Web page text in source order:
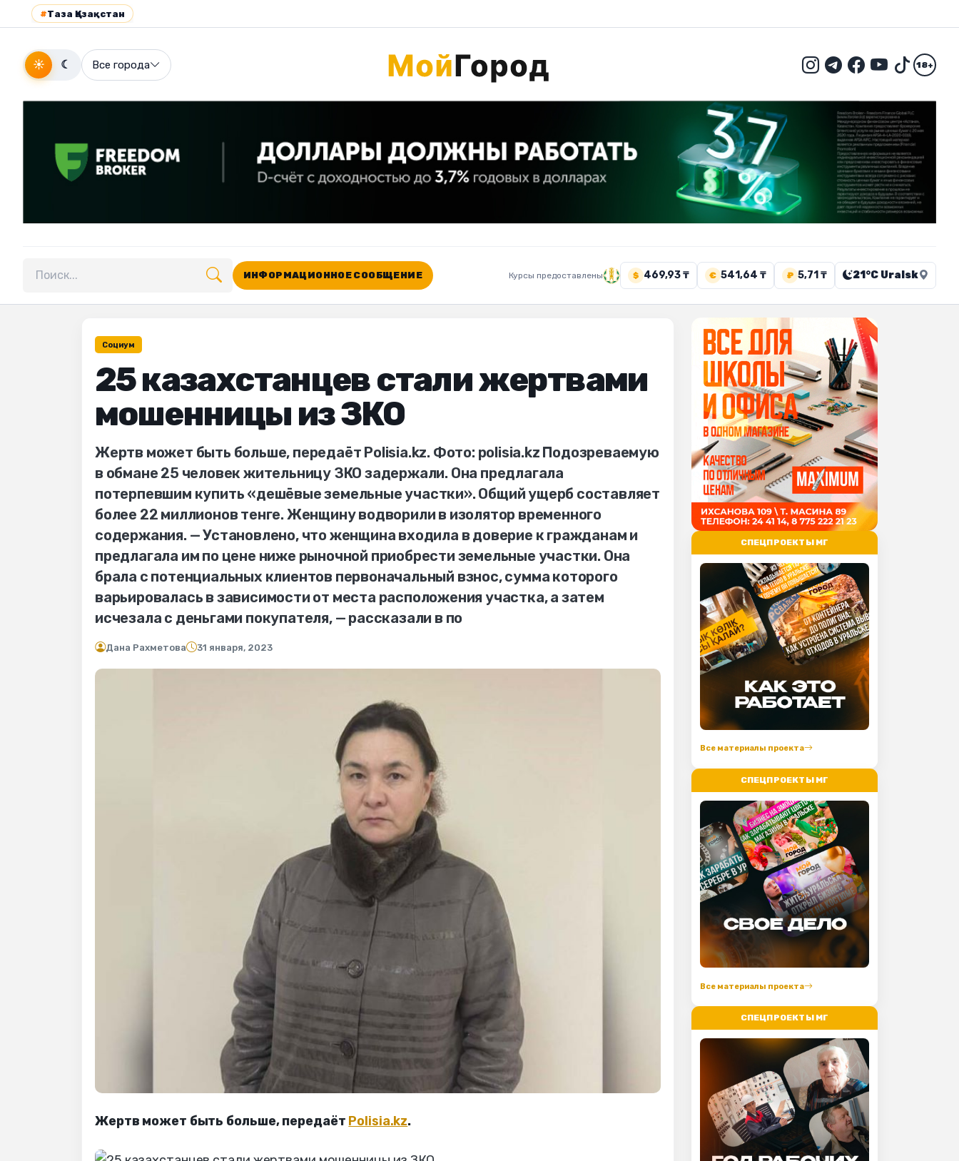
#Таза Қазақстан
☀ ☾ Все города 18+
Поиск по сайту
ИНФОРМАЦИОННОЕ СООБЩЕНИЕ Курсы предоставлены $ 469,93 ₸ € 541,64 ₸ ₽ 5,71 ₸ 21°C Uralsk
Социум
25 казахстанцев стали жертвами
мошенницы из ЗКО
Жертв может быть больше, передаёт Polisia.kz. Фото: polisia.kz Подозреваемую
в обмане 25 человек жительницу ЗКО задержали. Она предлагала
потерпевшим купить «дешёвые земельные участки». Общий ущерб составляет
более 22 миллионов тенге. Женщину водворили в изолятор временного
содержания. — Установлено, что женщина входила в доверие к гражданам и
предлагала им по цене ниже рыночной приобрести земельные участки. Она
брала с потенциальных клиентов первоначальный взнос, сумма которого
варьировалась в зависимости от места расположения участка, а затем
исчезала с деньгами покупателя, — рассказали в по
Дана Рахметова 31 января, 2023
Жертв может быть больше, передаёт Polisia.kz.
СПЕЦПРОЕКТЫ МГ
Все материалы проекта
СПЕЦПРОЕКТЫ МГ
Все материалы проекта
СПЕЦПРОЕКТЫ МГ